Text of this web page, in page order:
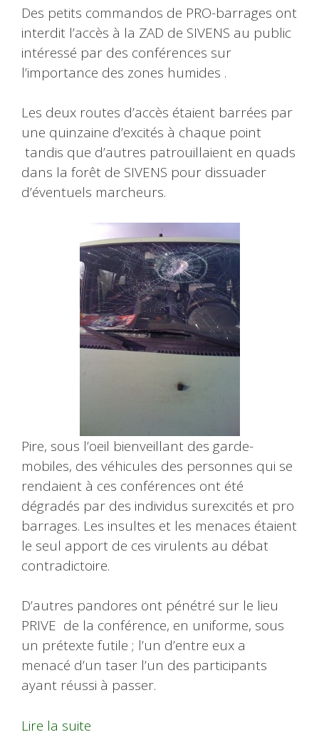
Des petits commandos de PRO-barrages ont
interdit l’accès à la ZAD de SIVENS au public
intéressé par des conférences sur
l’importance des zones humides .
Les deux routes d’accès étaient barrées par
une quinzaine d’excités à chaque point
tandis que d’autres patrouillaient en quads
dans la forêt de SIVENS pour dissuader
d’éventuels marcheurs.
Pire, sous l’oeil bienveillant des garde-
mobiles, des véhicules des personnes qui se
rendaient à ces conférences ont été
dégradés par des individus surexcités et pro
barrages. Les insultes et les menaces étaient
le seul apport de ces virulents au débat
contradictoire.
D’autres pandores ont pénétré sur le lieu
PRIVE de la conférence, en uniforme, sous
un prétexte futile ; l’un d’entre eux a
menacé d’un taser l’un des participants
ayant réussi à passer.
Lire la suite